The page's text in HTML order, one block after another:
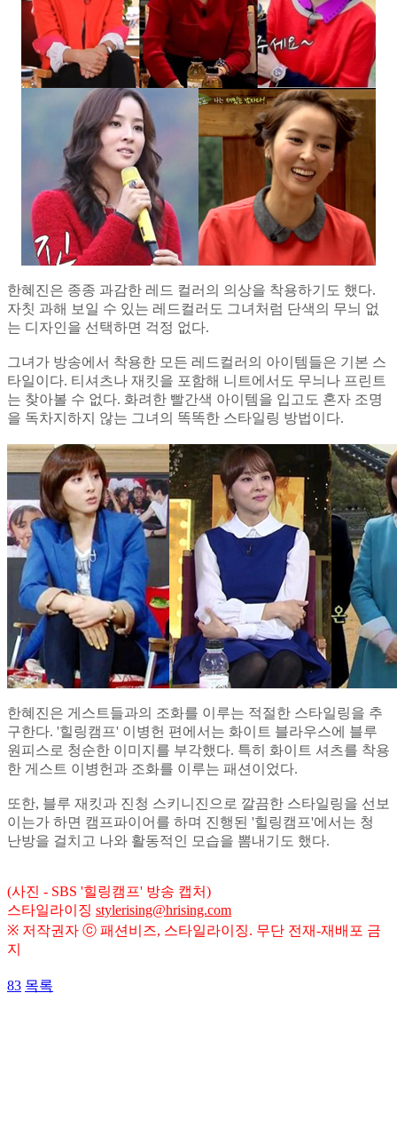
한혜진은 종종 과감한 레드 컬러의 의상을 착용하기도 했다.
자칫 과해 보일 수 있는 레드컬러도 그녀처럼 단색의 무늬 없
는 디자인을 선택하면 걱정 없다.
그녀가 방송에서 착용한 모든 레드컬러의 아이템들은 기본 스
타일이다. 티셔츠나 재킷을 포함해 니트에서도 무늬나 프린트
는 찾아볼 수 없다. 화려한 빨간색 아이템을 입고도 혼자 조명
을 독차지하지 않는 그녀의 똑똑한 스타일링 방법이다.
한혜진은 게스트들과의 조화를 이루는 적절한 스타일링을 추
구한다. '힐링캠프' 이병헌 편에서는 화이트 블라우스에 블루
원피스로 청순한 이미지를 부각했다. 특히 화이트 셔츠를 착용
한 게스트 이병헌과 조화를 이루는 패션이었다.
또한, 블루 재킷과 진청 스키니진으로 깔끔한 스타일링을 선보
이는가 하면 캠프파이어를 하며 진행된 '힐링캠프'에서는 청
난방을 걸치고 나와 활동적인 모습을 뽐내기도 했다.
(사진 - SBS '힐링캠프' 방송 캡처)
스타일라이징 stylerising@hrising.com
※ 저작권자 ⓒ 패션비즈, 스타일라이징. 무단 전재-재배포 금
지
83 목록